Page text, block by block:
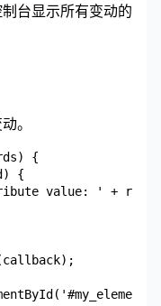
台显示所有变动的
。
{
{
value: ' +